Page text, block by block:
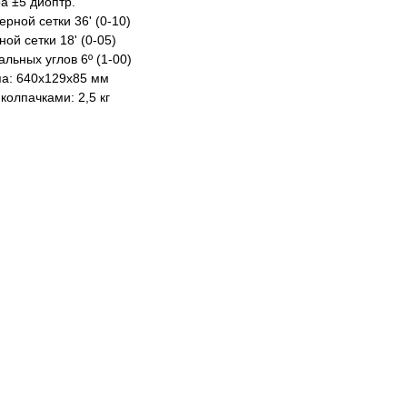
сетки 36' (0-10)
сетки 18' (0-05)
углов 6º (1-00)
640х129х85 мм
2,5 кг